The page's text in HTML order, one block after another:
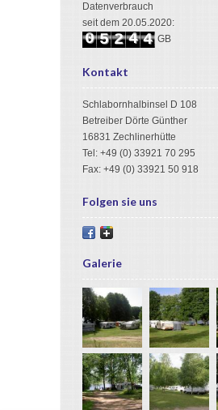
Datenverbrauch
seit dem 20.05.2020:
0 5 2 4 4
3
GB
Kontakt
Schlabornhalbinsel D 108
Betreiber Dörte Günther
16831 Zechlinerhütte
Tel: +49 (0) 33921 70 295
Fax: +49 (0) 33921 50 918
Folgen sie uns
Galerie